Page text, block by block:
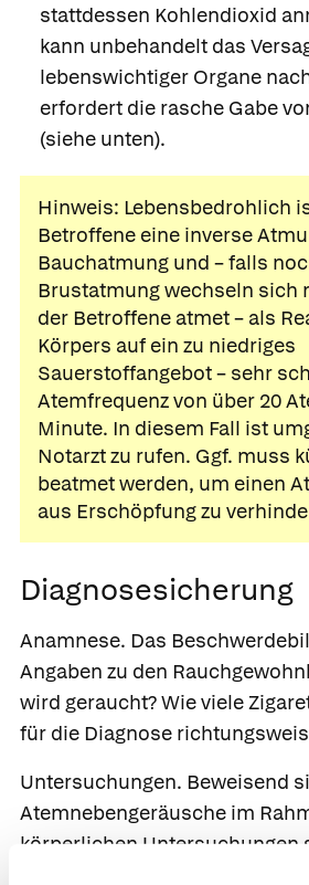
stattdessen Kohlendioxid
kann unbehandelt das
lebenswichtiger Organe
erfordert die rasche Gabe
(siehe unten).
Hinweis: Lebensbedrohlich
Betroffene eine inverse
Bauchatmung und – falls
Brustatmung wechseln sich
der Betroffene atmet – als
Körpers auf ein zu niedriges
Sauerstoffangebot – sehr
Atemfrequenz von über 20
Minute. In diesem Fall ist
Notarzt zu rufen. Ggf. muss
beatmet werden, um einen
aus Erschöpfung zu
Diagnosesicherung
Anamnese. Das
Angaben zu den
wird geraucht? Wie viele
für die Diagnose
Untersuchungen. Beweisend
Atemnebengeräusche im
körperlichen Untersuchungen